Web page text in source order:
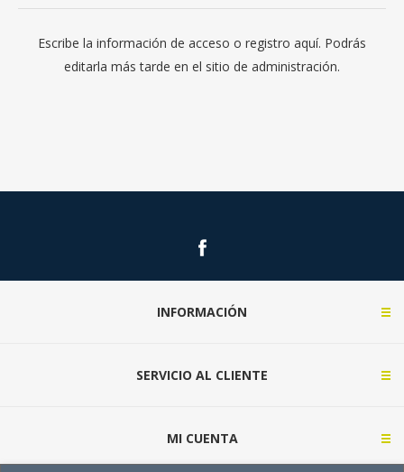
Escribe la información de acceso o registro aquí. Podrás
editarla más tarde en el sitio de administración.
INFORMACIÓN
SERVICIO AL CLIENTE
MI CUENTA